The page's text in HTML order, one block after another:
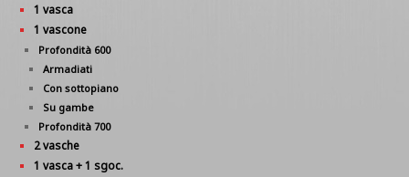
1 vasca
1 vascone
Profondità 600
Armadiati
Con sottopiano
Su gambe
Profondità 700
2 vasche
1 vasca + 1 sgoc.